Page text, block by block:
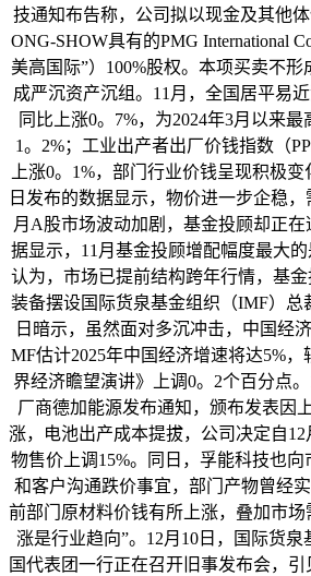
技通知布告称，公司拟以现金及其他
ONG-SHOW具有的PMG International
美高国际”）100%股权。本项买卖不
成严沉资产沉组。11月，全国居平易近
同比上涨0。7%，为2024年3月以来
1。2%；工业出产者出厂价钱指数（
上涨0。1%，部门行业价钱呈现积极
日发布的数据显示，物价进一步企稳，
月A股市场波动加剧，基金投顾却正
据显示，11月基金投顾增配幅度最大
认为，市场已提前结构跨年行情，基
装备摆设国际货泉基金组织（IMF）总
日暗示，虽然面对多沉冲击，中国经
MF估计2025年中国经济增速将达5%
界经济瞻望演讲》上调0。2个百分点
厂商德加能源发布通知，颁布发表因
涨，电池出产成本提拔，公司决定自
物售价上调15%。同日，孚能科技也
和客户沟通跌价事宜，部门产物曾经
前部门原材料价钱有所上涨，叠加市
涨是行业趋向”。12月10日，国际货
国代表团一行正在召开旧事发布会，